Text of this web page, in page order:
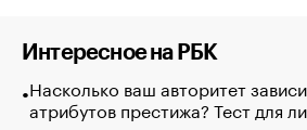
Интересное на РБК
Насколько ваш авторитет
атрибутов престижа? Тест для